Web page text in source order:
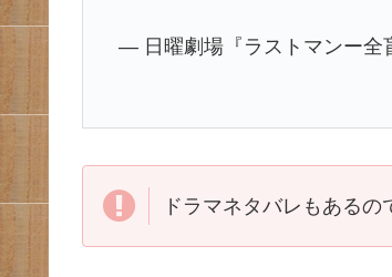
— 日曜劇場『ラストマンー全
ドラマネタバレもあるの